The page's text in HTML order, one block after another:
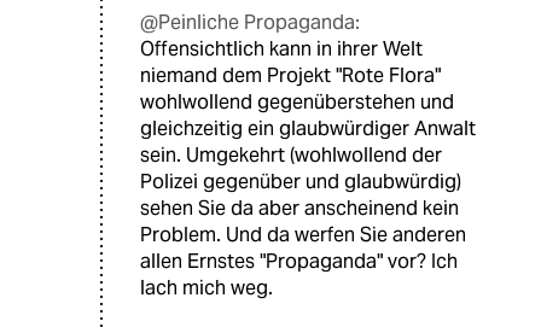
@Peinliche Propaganda:
Offensichtlich kann in ihrer Welt
niemand dem Projekt "Rote Flora"
wohlwollend gegenüberstehen und
gleichzeitig ein glaubwürdiger Anwalt
sein. Umgekehrt (wohlwollend der
Polizei gegenüber und glaubwürdig)
sehen Sie da aber anscheinend kein
Problem. Und da werfen Sie anderen
allen Ernstes "Propaganda" vor? Ich
lach mich weg.